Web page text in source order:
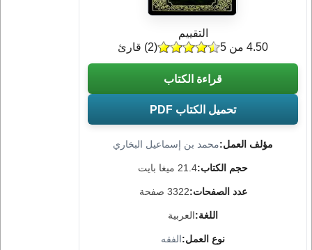
مؤلف العمل:محمد بن إسماعيل البخاري
حجم الكتاب:21.4 ميغا بايت
عدد الصفحات:3322 صفحة
اللغة:العربية
نوع العمل:الفقه
التقييم
(
2) قارئ 4.50 من 5
قراءة الكتاب
تحميل الكتاب PDF